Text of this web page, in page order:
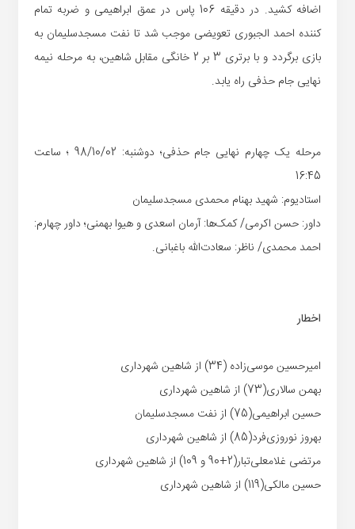
اضافه کشید. در دقیقه 106 پاس در عمق ابراهیمی و ضربه تمام
کننده احمد الجبوری تعویضی موجب شد تا نفت مسجدسلیمان به
بازی برگردد و با برتری 3 بر 2 خانگی مقابل شاهین، به مرحله نیمه
نهایی جام حذفی راه یابد.
مرحله یک چهارم نهایی جام حذفی؛ دوشنبه: 98/10/02 ؛ ساعت
16:45
استادیوم: شهید بهنام محمدی مسجدسلیمان
داور: حسن اکرمی/ کمک‌ها: آرمان اسعدی و هیوا بهمنی؛ داور چهارم:
احمد محمدی/ ناظر: سعادت‌الله باغبانی.
اخطار
امیرحسین موسی‌زاده (34) از شاهین شهرداری
بهمن سالاری(73) از شاهین شهرداری
حسین ابراهیمی(75) از نفت مسجدسلیمان
بهروز نوروزی‌فرد(85) از شاهین شهرداری
مرتضی غلامعلی‌تبار(2+90 و 109) از شاهین شهرداری
حسین مالکی(119) از شاهین شهرداری